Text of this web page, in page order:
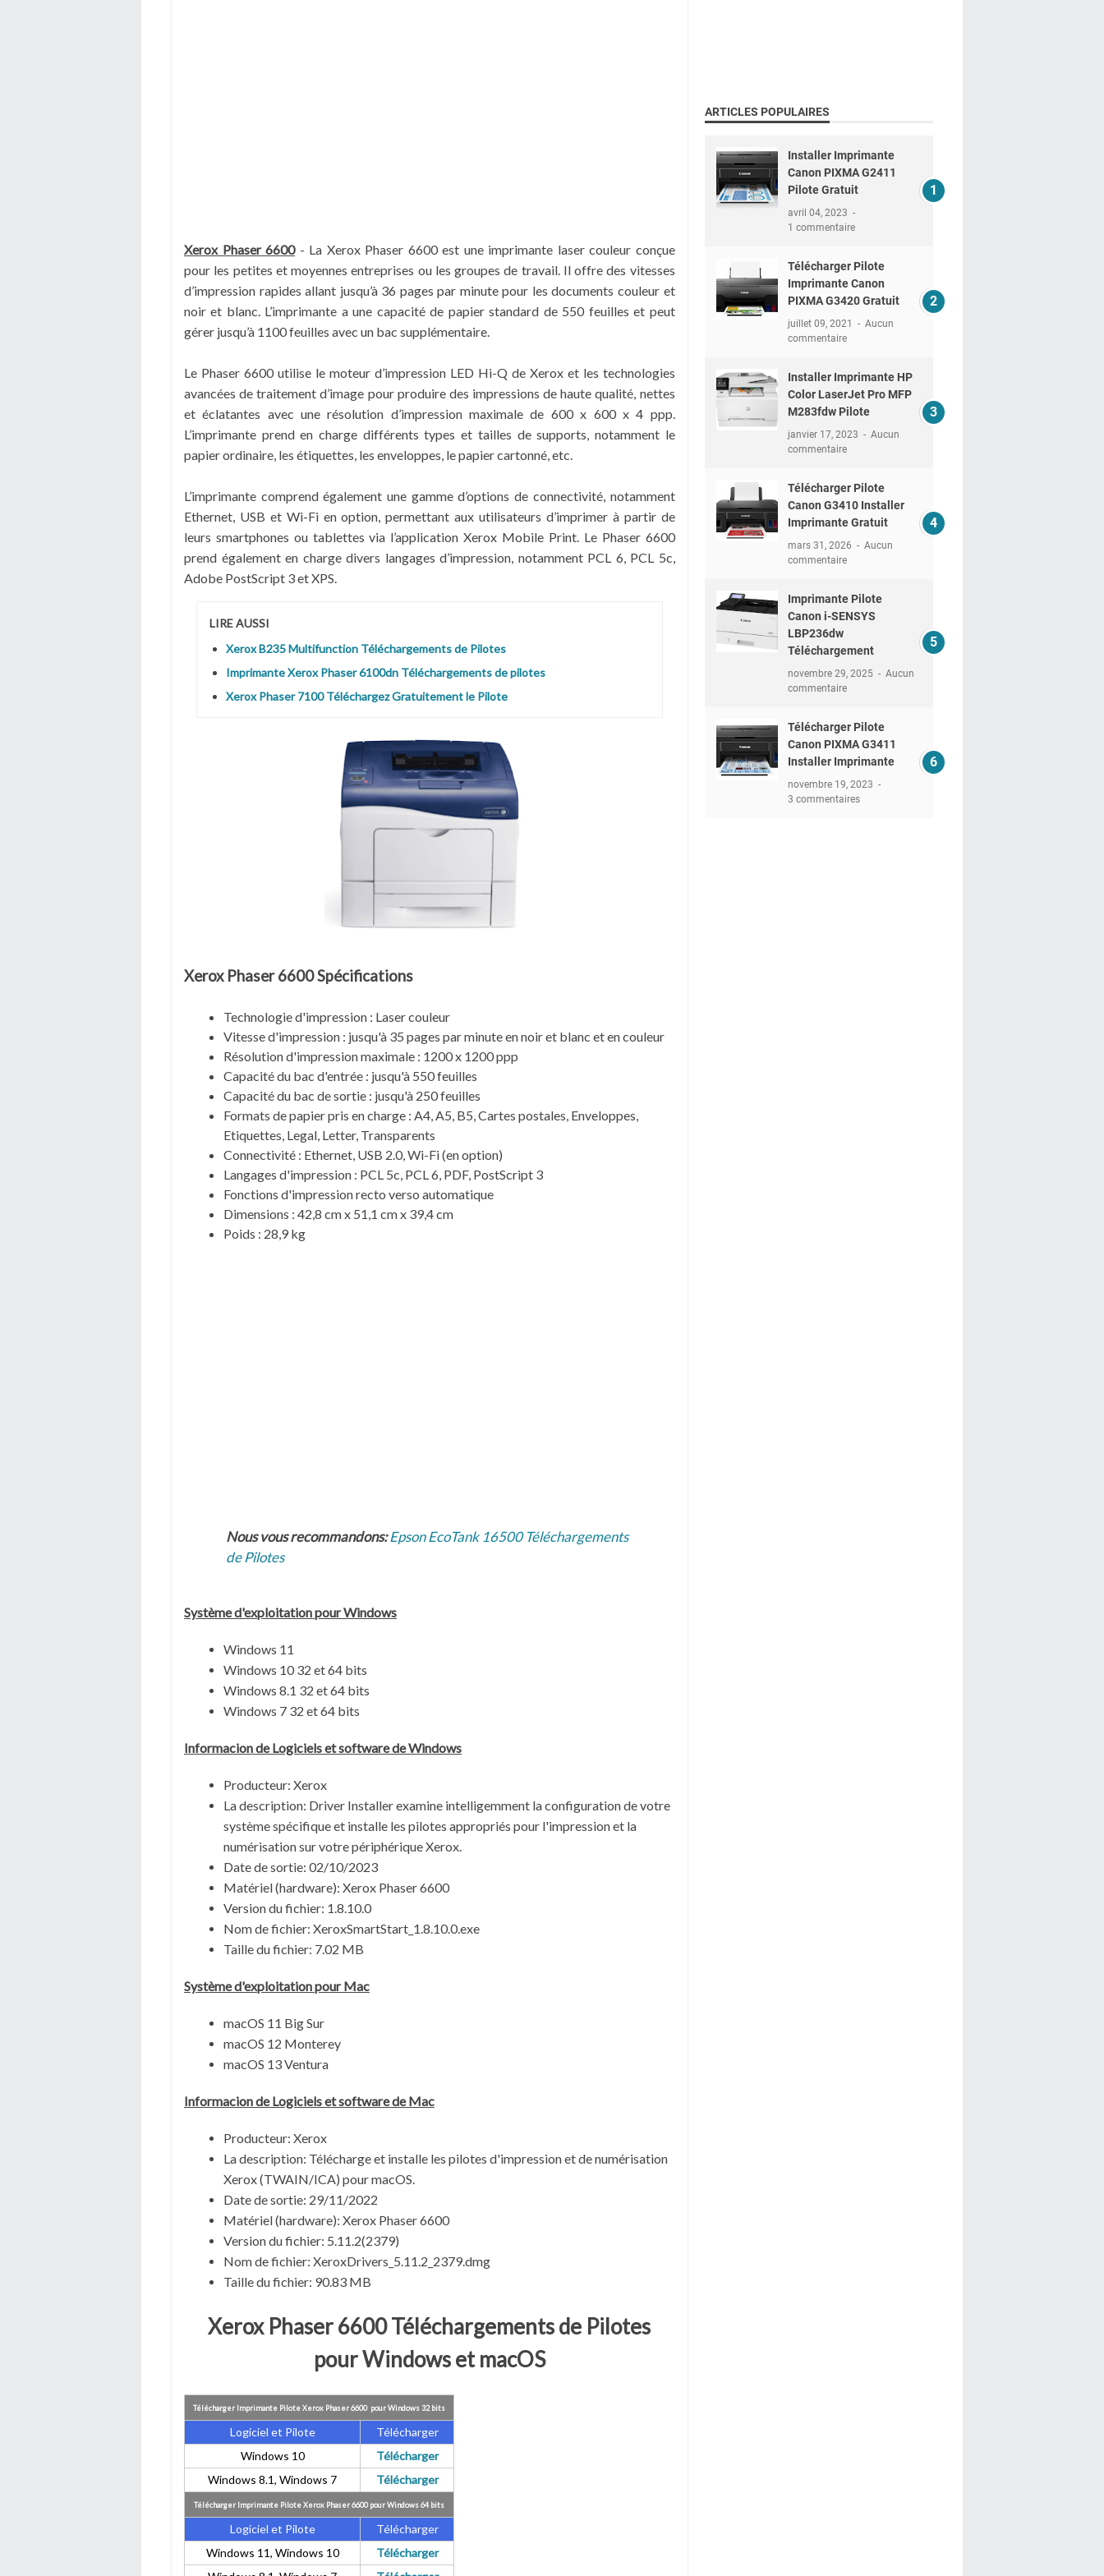
Xerox Phaser 6600 - La Xerox Phaser 6600 est une imprimante laser couleur conçue
pour les petites et moyennes entreprises ou les groupes de travail. Il offre des vitesses
d’impression rapides allant jusqu’à 36 pages par minute pour les documents couleur et
noir et blanc. L’imprimante a une capacité de papier standard de 550 feuilles et peut
gérer jusqu’à 1100 feuilles avec un bac supplémentaire.
Le Phaser 6600 utilise le moteur d’impression LED Hi-Q de Xerox et les technologies
avancées de traitement d’image pour produire des impressions de haute qualité, nettes
et éclatantes avec une résolution d’impression maximale de 600 x 600 x 4 ppp.
L’imprimante prend en charge différents types et tailles de supports, notamment le
papier ordinaire, les étiquettes, les enveloppes, le papier cartonné, etc.
L’imprimante comprend également une gamme d’options de connectivité, notamment
Ethernet, USB et Wi-Fi en option, permettant aux utilisateurs d’imprimer à partir de
leurs smartphones ou tablettes via l’application Xerox Mobile Print. Le Phaser 6600
prend également en charge divers langages d’impression, notamment PCL 6, PCL 5c,
Adobe PostScript 3 et XPS.
LIRE AUSSI
Xerox B235 Multifunction Téléchargements de Pilotes
Imprimante Xerox Phaser 6100dn Téléchargements de pilotes
Xerox Phaser 7100 Téléchargez Gratuitement le Pilote
Xerox Phaser 6600 Spécifications
Technologie d'impression : Laser couleur
Vitesse d'impression : jusqu'à 35 pages par minute en noir et blanc et en couleur
Résolution d'impression maximale : 1200 x 1200 ppp
Capacité du bac d'entrée : jusqu'à 550 feuilles
Capacité du bac de sortie : jusqu'à 250 feuilles
Formats de papier pris en charge : A4, A5, B5, Cartes postales, Enveloppes,
Etiquettes, Legal, Letter, Transparents
Connectivité : Ethernet, USB 2.0, Wi-Fi (en option)
Langages d'impression : PCL 5c, PCL 6, PDF, PostScript 3
Fonctions d'impression recto verso automatique
Dimensions : 42,8 cm x 51,1 cm x 39,4 cm
Poids : 28,9 kg
Nous vous recommandons:Epson EcoTank 16500 Téléchargements
de Pilotes
Systèmed'exploitation pour Windows
Windows 11
Windows 10 32 et 64 bits
Windows 8.1 32 et 64 bits
Windows 7 32 et 64 bits
Informacion de Logiciels et software de Windows
Producteur: Xerox
La description: Driver Installer examine intelligemment la configuration de votre
système spécifique et installe les pilotes appropriés pour l'impression et la
numérisation sur votre périphérique Xerox.
Date de sortie: 02/10/2023
Matériel (hardware): Xerox Phaser 6600
Version du fichier: 1.8.10.0
Nom de fichier: XeroxSmartStart_1.8.10.0.exe
Taille du fichier: 7.02 MB
Systèmed'exploitation pour Mac
macOS 11 Big Sur
macOS 12 Monterey
macOS 13 Ventura
Informacion de Logiciels et software de Mac
Producteur: Xerox
La description: Télécharge et installe les pilotes d'impression et de numérisation
Xerox (TWAIN/ICA) pour macOS.
Date de sortie: 29/11/2022
Matériel (hardware): Xerox Phaser 6600
Version du fichier: 5.11.2(2379)
Nom de fichier: XeroxDrivers_5.11.2_2379.dmg
Taille du fichier: 90.83 MB
Xerox Phaser 6600 Téléchargements de Pilotes
pour Windows et macOS
Télécharger Imprimante Pilote Xerox Phaser 6600 pour Windows 32 bits
Logiciel et Pilote
Télécharger
Windows 10
Télécharger
Windows 8.1, Windows 7
Télécharger
Télécharger Imprimante Pilote Xerox Phaser 6600 pour Windows 64 bits
Logiciel et Pilote
Télécharger
Windows 11, Windows 10
Télécharger
ARTICLES POPULAIRES
Installer Imprimante
Canon PIXMA G2411
Pilote Gratuit
avril 04, 2023
1 commentaire
Télécharger Pilote
Imprimante Canon
PIXMA G3420 Gratuit
juillet 09, 2021
Aucun
commentaire
Installer Imprimante HP
Color LaserJet Pro MFP
M283fdw Pilote
janvier 17, 2023
Aucun
commentaire
Télécharger Pilote
Canon G3410 Installer
Imprimante Gratuit
mars 31, 2026
Aucun
commentaire
Imprimante Pilote
Canon i-SENSYS
LBP236dw
Téléchargement
novembre 29, 2025
Aucun
commentaire
Télécharger Pilote
Canon PIXMA G3411
Installer Imprimante
novembre 19, 2023
3 commentaires